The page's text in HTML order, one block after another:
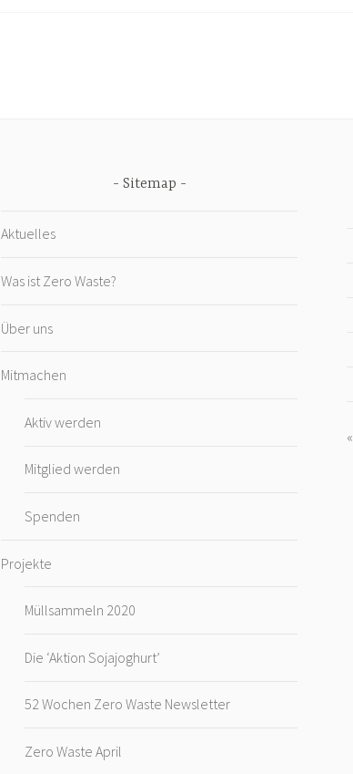
Sitemap
Aktuelles
Was ist Zero Waste?
Über uns
Mitmachen
Aktiv werden
Mitglied werden
Spenden
Projekte
Müllsammeln 2020
Die ‘Aktion Sojajoghurt’
52 Wochen Zero Waste Newsletter
Zero Waste April